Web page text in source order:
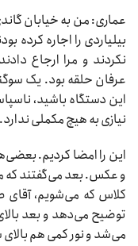
عماری: من به خیابان
بیلیاردی را اجاره کرده
نکردند و مرا ارجاع
عرفان حلقه بود. یک
این دستگاه باشید،
نیازی به هیچ مکملی
این را امضا کردیم.
و عکس. بعد می‌گفتند که
کلاس که می‌شویم،
توضیح می‌دهد و بعد
می‌شد و نور کمی هم